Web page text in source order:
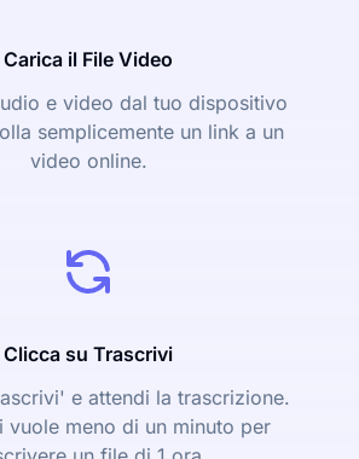
Carica il File Video
e video dal tuo dispositivo
semplicemente un link a un
video online.
Clicca su Trascrivi
e attendi la trascrizione.
vuole meno di un minuto per